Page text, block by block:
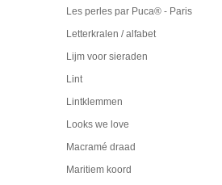
Les perles par Puca® - Paris
Letterkralen / alfabet
Lijm voor sieraden
Lint
Lintklemmen
Looks we love
Macramé draad
Maritiem koord